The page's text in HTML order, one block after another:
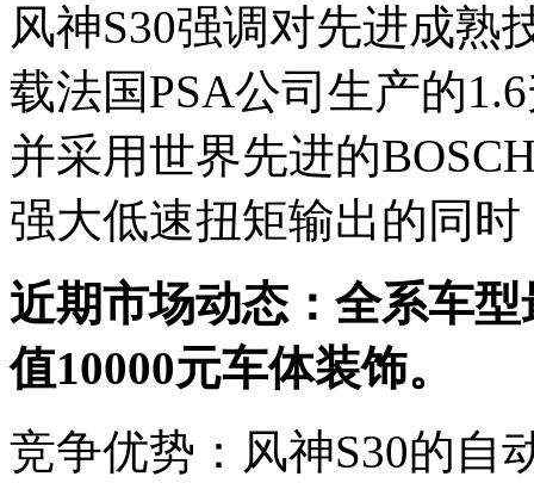
风神S30强调对先进成熟
载法国PSA公司生产的
并采用世界先进的
强大低速扭矩输出的同
近期市场动态：全系车
值10000元车体装饰。
竞争优势：风神S30的自